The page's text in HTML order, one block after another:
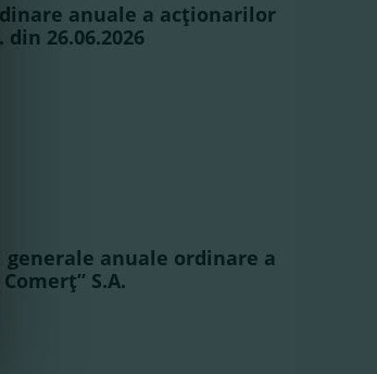
anuale a acţionarilor
26.06.2026
generale anuale ordinare a
S.A.